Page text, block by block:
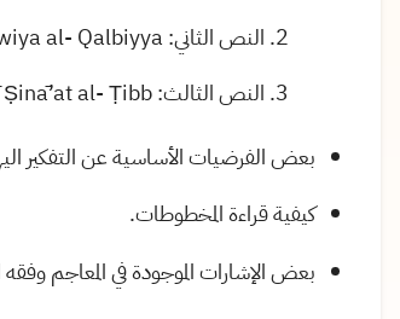
النص الثاني: Abū ‘Alī Ibn Sīnā (Avicenna), al-Adwiya al- Qalbiyya
النص الثالث: Alī b. al-’Abbās al-Majūsī, al-Kāmil fī Ṣinā’at al- Ṭibb
بعض الفرضيات الأساسية عن التفكير
كيفية قراءة المخطوطات.
بعض الإشارات الموجودة في المعاجم وفقه